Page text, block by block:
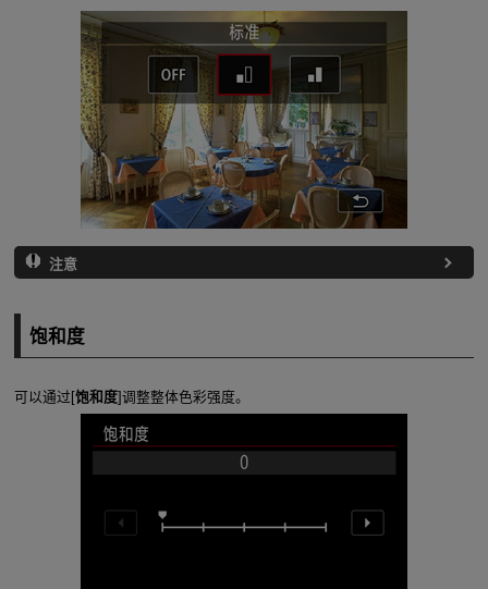
注意
饱和度
可以通过[饱和度]调整整体色彩强度。